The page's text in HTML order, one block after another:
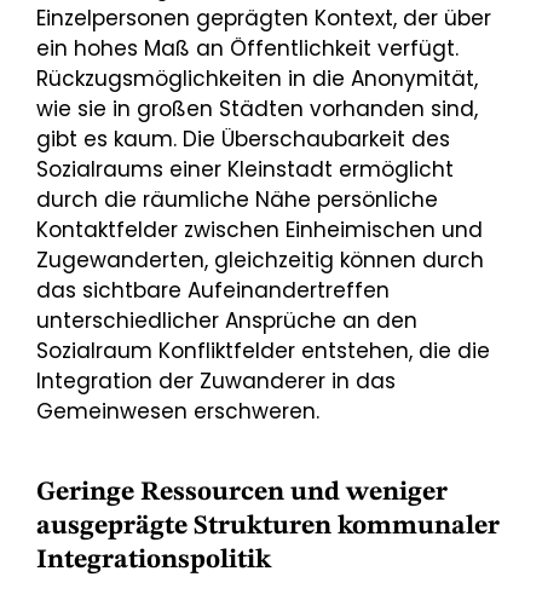
Einzelpersonen geprägten Kontext, der über
ein hohes Maß an Öffentlichkeit verfügt.
Rückzugsmöglichkeiten in die Anonymität,
wie sie in großen Städten vorhanden sind,
gibt es kaum. Die Überschaubarkeit des
Sozialraums einer Kleinstadt ermöglicht
durch die räumliche Nähe persönliche
Kontaktfelder zwischen Einheimischen und
Zugewanderten, gleichzeitig können durch
das sichtbare Aufeinandertreffen
unterschiedlicher Ansprüche an den
Sozialraum Konfliktfelder entstehen, die die
Integration der Zuwanderer in das
Gemeinwesen erschweren.
Geringe Ressourcen und weniger
ausgeprägte Strukturen kommunaler
Integrationspolitik